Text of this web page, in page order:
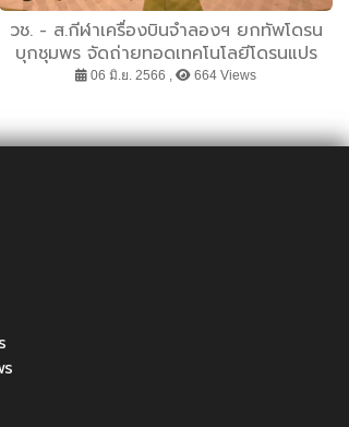
วช. - ส.กีฬาเครื่องบินจำลองฯ ยกทัพโดรน
บุกชุมพร จัดถ่ายทอดเทคโนโลยีโดรนแปร
อักษรภาคใต้ ครั้งที่ 1
06 มิ.ย. 2566 , 664 Views